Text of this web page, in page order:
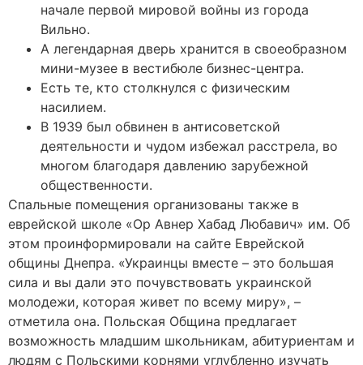
начале первой мировой войны из города
Вильно.
А легендарная дверь хранится в своеобразном
мини-музее в вестибюле бизнес-центра.
Есть те, кто столкнулся с физическим
насилием.
В 1939 был обвинен в антисоветской
деятельности и чудом избежал расстрела, во
многом благодаря давлению зарубежной
общественности.
Спальные помещения организованы также в
еврейской школе «Ор Авнер Хабад Любавич» им. Об
этом проинформировали на сайте Еврейской
общины Днепра. «Украинцы вместе – это большая
сила и вы дали это почувствовать украинской
молодежи, которая живет по всему миру», –
отметила она. Польская Община предлагает
возможность младшим школьникам, абитуриентам и
людям с Польскими корнями углубленно изучать